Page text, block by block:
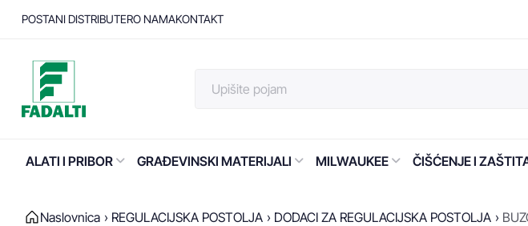
POSTANI DISTRIBUTERO NAMAKONTAKT
ALATI I PRIBOR GRAĐEVINSKI MATERIJALI MILWAUKEE ČIŠĆENJE I
Naslovnica REGULACIJSKA POSTOLJA DODACI ZA REGULACIJSKA POSTOLJA